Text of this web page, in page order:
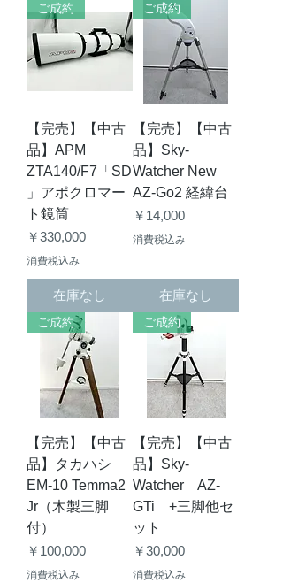
ご成約
【完売】【中古
品】APM
ZTA140/F7「SD
」アポクロマー
ト鏡筒
価格
￥330,000
消費税込み
在庫なし
ご成約
【完売】【中古
品】Sky-
Watcher New
AZ-Go2 経緯台
価格
￥14,000
消費税込み
在庫なし
ご成約
【完売】【中古
品】タカハシ
EM-10 Temma2
Jr（木製三脚
付）
価格
￥100,000
消費税込み
ご成約
【完売】【中古
品】Sky-
Watcher AZ-
GTi +三脚他セ
ット
価格
￥30,000
消費税込み